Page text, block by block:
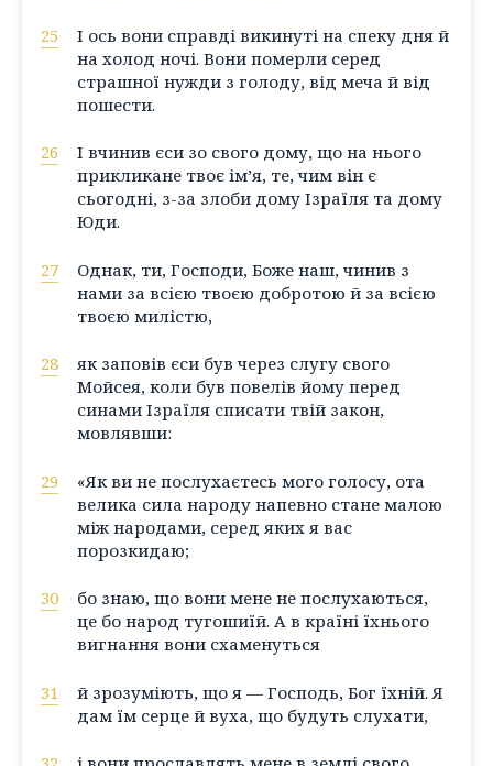
25
І ось вони справді викинуті на спеку дня й
на холод ночі. Вони померли серед
страшної нужди з голоду, від меча й від
пошести.
26
І вчинив єси зо свого дому, що на нього
прикликане твоє ім’я, те, чим він є
сьогодні, з-за злоби дому Ізраїля та дому
Юди.
27
Однак, ти, Господи, Боже наш, чинив з
нами за всією твоєю добротою й за всією
твоєю милістю,
28
як заповів єси був через слугу свого
Мойсея, коли був повелів йому перед
синами Ізраїля списати твій закон,
мовлявши:
29
«Як ви не послухаєтесь мого голосу, ота
велика сила народу напевно стане малою
між народами, серед яких я вас
порозкидаю;
30
бо знаю, що вони мене не послухаються,
це бо народ тугошиїй. А в країні їхнього
вигнання вони схаменуться
31
й зрозуміють, що я — Господь, Бог їхній. Я
дам їм серце й вуха, що будуть слухати,